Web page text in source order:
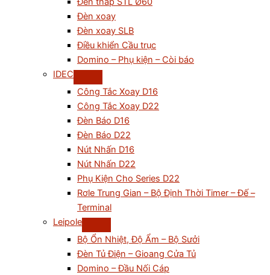
Đèn xoay
Đèn xoay SLB
Điều khiển Cầu trục
Domino – Phụ kiện – Còi báo
IDEC
Công Tắc Xoay D16
Công Tắc Xoay D22
Đèn Báo D16
Đèn Báo D22
Nút Nhấn D16
Nút Nhấn D22
Phụ Kiện Cho Series D22
Rơle Trung Gian – Bộ Định Thời Timer – Đế –
Terminal
Leipole
Bộ Ổn Nhiệt, Độ Ẩm – Bộ Sưởi
Đèn Tủ Điện – Gioang Cửa Tủ
Domino – Đầu Nối Cáp